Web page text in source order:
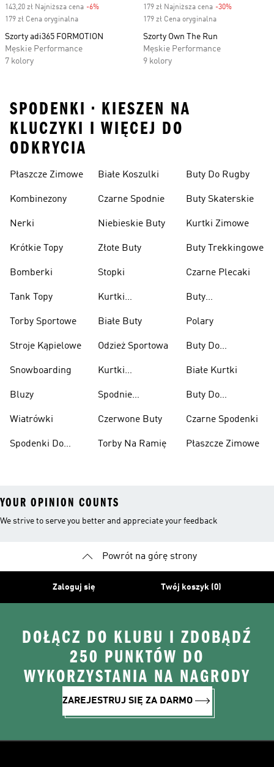
143,20 zł Najniższa cena -6%
179 zł Cena oryginalna
Szorty adi365 FORMOTION
Męskie Performance
7 kolory
179 zł Najniższa cena -30%
179 zł Cena oryginalna
Szorty Own The Run
Męskie Performance
9 kolory
SPODENKI • KIESZEN NA
KLUCZYKI I WIĘCEJ DO
ODKRYCIA
Płaszcze Zimowe
Kombinezony
Nerki
Krótkie Topy
Bomberki
Tank Topy
Torby Sportowe
Stroje Kąpielowe
Snowboarding
Bluzy
Wiatrówki
Spodenki Do
Białe Koszulki
Czarne Spodnie
Niebieskie Buty
Złote Buty
Stopki
Kurtki
Białe Buty
Odzież Sportowa
Kurtki
Spodnie
Czerwone Buty
Torby Na Ramię
Buty Do Rugby
Buty Skaterskie
Kurtki Zimowe
Buty Trekkingowe
Czarne Plecaki
Buty
Polary
Buty Do
Ciężarów
Białe Kurtki
Buty Do
Czarne Spodenki
Płaszcze Zimowe
YOUR OPINION COUNTS
We strive to serve you better and appreciate your feedback
Powrót na górę strony
Zaloguj się Twój koszyk (0)
DOŁĄCZ DO KLUBU I ZDOBĄDŹ
250 PUNKTÓW DO
WYKORZYSTANIA NA NAGRODY
ZAREJESTRUJ SIĘ ZA DARMO